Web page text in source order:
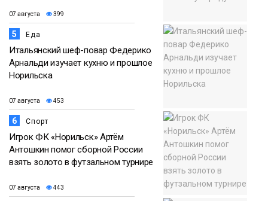
07 августа 399
5 Еда
Итальянский шеф-повар Федерико
Арнальди изучает кухню и прошлое
Норильска
07 августа 453
6 Спорт
Игрок ФК «Норильск» Артём
Антошкин помог сборной России
взять золото в футзальном турнире
07 августа 443